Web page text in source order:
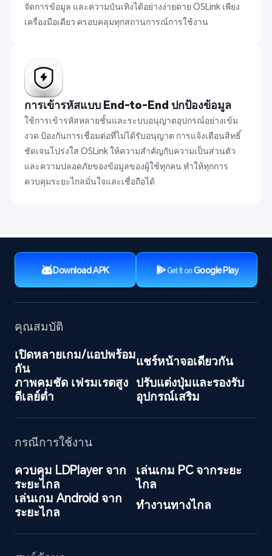
จัดการข้อมูล และความบันเทิงได้อย่างง่ายดาย OSLink เพียง
เครื่องมือเดียว ครอบคลุมทุกสถานการณ์การใช้งาน
การเข้ารหัสแบบ End-to-End ปกป้องข้อมูล
ใช้การเข้ารหัสหลายชั้นและระบบอนุญาตอุปกรณ์อย่างเข้ม
งวด ป้องกันการเชื่อมต่อที่ไม่ได้รับอนุญาต การแจ้งเตือนสิทธิ์
ชัดเจนโปร่งใส OSLink ให้ความสำคัญกับความเป็นส่วนตัว
และความปลอดภัยของข้อมูลของผู้ใช้ทุกคน ทำให้ทุกการ
ควบคุมระยะไกลมั่นใจและเชื่อถือได้
Download APK Get It onGoogle Play
คุณสมบัติ
เปิดหลายเกม/แอปพร้อม
กัน
แชร์หน้าจอเดียวกัน
ภาพคมชัด เฟรมเรตสูง
ดีเลย์ต่ำ
ปรับแต่งปุ่มและรองรับ
อุปกรณ์เสริม
กรณีการใช้งาน
ควบคุม LDPlayer จาก
ระยะไกล
เล่นเกม PC จากระยะ
ไกล
เล่นเกม Android จาก
ระยะไกล
ทำงานทางไกล